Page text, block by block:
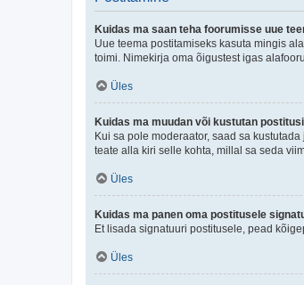
Kuidas ma saan teha foorumisse uue
Uue teema postitamiseks kasuta mingis
toimi. Nimekirja oma õigustest igas
Üles
Kuidas ma muudan või kustutan
Kui sa pole moderaator, saad sa
teate alla kiri selle kohta, millal sa seda
Üles
Kuidas ma panen oma postitusele
Et lisada signatuuri postitusele, pead
Üles